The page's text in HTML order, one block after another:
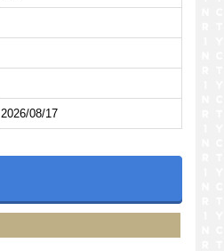
2026/08/17